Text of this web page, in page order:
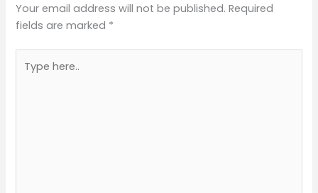
Your email address will not be published. Required
fields are marked *
here..